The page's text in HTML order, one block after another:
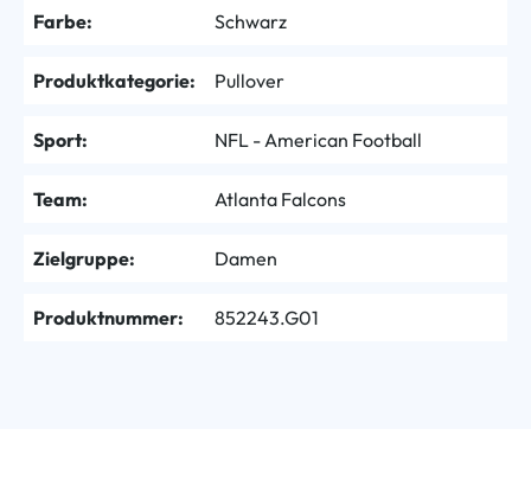
Farbe: Schwarz
Produktkategorie: Pullover
Sport: NFL - American Football
Team: Atlanta Falcons
Zielgruppe: Damen
Produktnummer: 852243.G01